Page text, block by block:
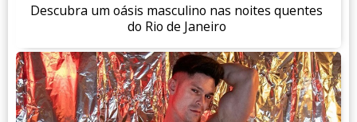
Descubra um oásis masculino nas noites quentes
do Rio de Janeiro